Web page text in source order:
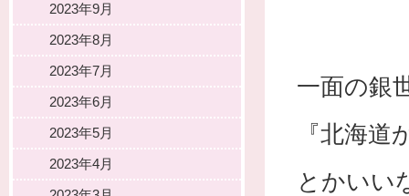
一面の銀
『北海道
とかいい
2023年9月
2023年8月
2023年7月
2023年6月
2023年5月
2023年4月